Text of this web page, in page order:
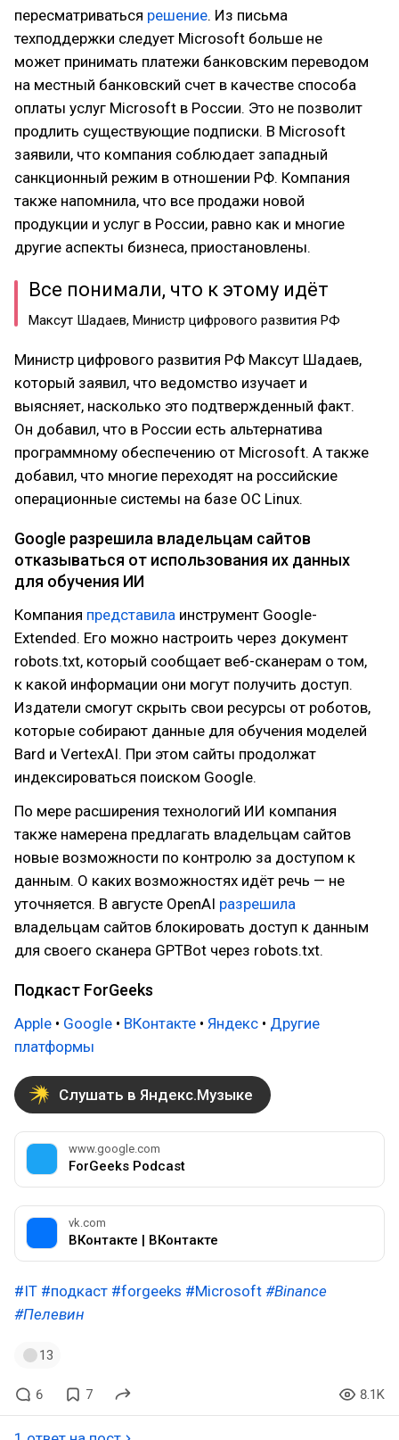
пересматриваться решение. Из письма
техподдержки следует Microsoft больше не
может принимать платежи банковским переводом
на местный банковский счет в качестве способа
оплаты услуг Microsoft в России. Это не позволит
продлить существующие подписки. В Microsoft
заявили, что компания соблюдает западный
санкционный режим в отношении РФ. Компания
также напомнила, что все продажи новой
продукции и услуг в России, равно как и многие
другие аспекты бизнеса, приостановлены.
Все понимали, что к этому идёт
Максут Шадаев, Министр цифрового развития РФ
Министр цифрового развития РФ Максут Шадаев,
который заявил, что ведомство изучает и
выясняет, насколько это подтвержденный факт.
Он добавил, что в России есть альтернатива
программному обеспечению от Microsoft. А также
добавил, что многие переходят на российские
операционные системы на базе ОС Linux.
Google разрешила владельцам сайтов
отказываться от использования их данных
для обучения ИИ
Компания представила инструмент Google-
Extended. Его можно настроить через документ
robots.txt, который сообщает веб-сканерам о том,
к какой информации они могут получить доступ.
Издатели смогут скрыть свои ресурсы от роботов,
которые собирают данные для обучения моделей
Bard и VertexAI. При этом сайты продолжат
индексироваться поиском Google.
По мере расширения технологий ИИ компания
также намерена предлагать владельцам сайтов
новые возможности по контролю за доступом к
данным. О каких возможностях идёт речь — не
уточняется. В августе OpenAI разрешила
владельцам сайтов блокировать доступ к данным
для своего сканера GPTBot через robots.txt.
Подкаст ForGeeks
Apple • Google • ВКонтакте • Яндекс • Другие
платформы
Слушать в Яндекс.Музыке
www.google.com
ForGeeks Podcast
vk.com
ВКонтакте | ВКонтакте
#IT #подкаст #forgeeks #Microsoft #Binance
#Пелевин
13
6 7 8.1K